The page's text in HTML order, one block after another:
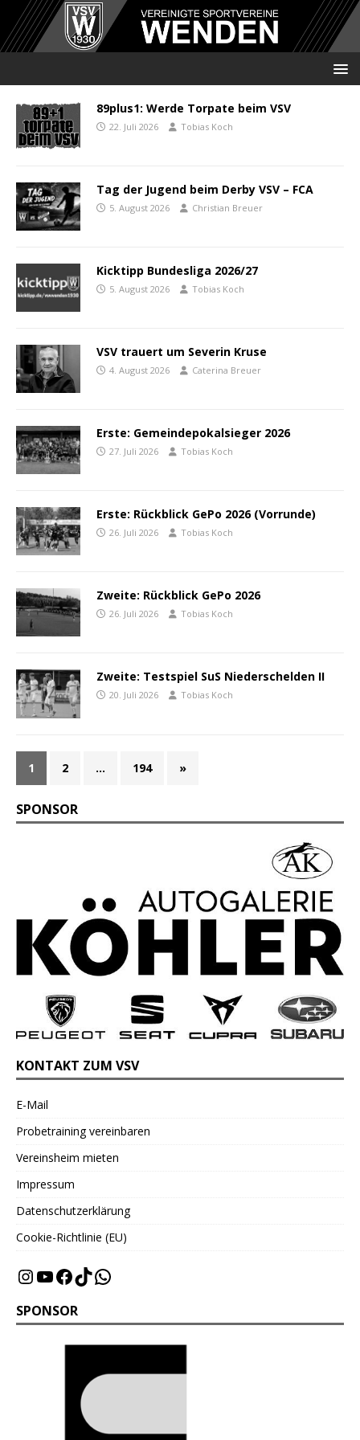
89plus1: Werde Torpate beim VSV
22. Juli 2026 Tobias Koch
Tag der Jugend beim Derby VSV – FCA
5. August 2026 Christian Breuer
Kicktipp Bundesliga 2026/27
5. August 2026 Tobias Koch
VSV trauert um Severin Kruse
4. August 2026 Caterina Breuer
Erste: Gemeindepokalsieger 2026
27. Juli 2026 Tobias Koch
Erste: Rückblick GePo 2026 (Vorrunde)
26. Juli 2026 Tobias Koch
Zweite: Rückblick GePo 2026
26. Juli 2026 Tobias Koch
Zweite: Testspiel SuS Niederschelden II
20. Juli 2026 Tobias Koch
1 2 … 194 »
SPONSOR
KONTAKT ZUM VSV
E-Mail
Probetraining vereinbaren
Vereinsheim mieten
Impressum
Datenschutzerklärung
Cookie-Richtlinie (EU)
SPONSOR